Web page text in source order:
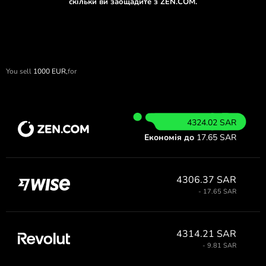
You sell 1000 EUR,for
4324.02 SAR
Економія до 17.65 SAR
4306.37 SAR
- 17.65 SAR
4314.21 SAR
- 9.81 SAR